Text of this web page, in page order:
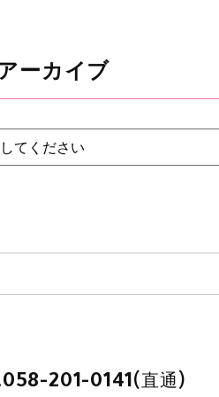
ーカイブ
058-201-0141(直通)